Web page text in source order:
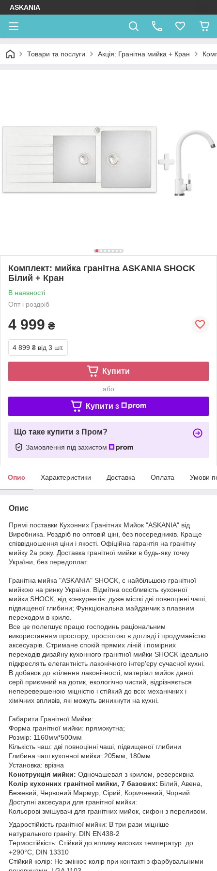
ASKANIA
Товари та послуги Акція: Гранітна мийка + Кран
Комплект: мийка гранітна ASKANIA SHOCK
Білий + Кран
В наявності
Опт і роздріб
4 999 ₴
4 899 ₴ від 3 шт.
Купити
або
Купити з
Що таке купити з Пром?
Замовлення під захистом
Опис Характеристики Доставка Оплата Умови
Опис
Прямі поставки Кухонних Гранітних Мийок "ASKANIA" від
Виробника. Роздріб по оптовій ціні, без посередників. Краще
співвідношення ціни і якості. Офіційна гарантія на гранітну
мийку 2а року. Доставка гранітної мийки в будь-яку точку
України, без передоплат.
Гранітна мийка "ASKANIA" SHOCK, є найбільшою гранітної
мийкою на ринку України. Відмітна особливість кухонної
мийки SHOCK, від конкурентів: дуже місткі дві повноцінні чаші,
підвищеної глибини; Функціональна майданчик з плавним
переходом в крило.
Все це полегшує працю господинь раціональним
використанням простору, простотою в догляді і продуманістю
аксесуарів. Стримане спокій прямих ліній і помірних
переходів дизайну кухонного гранітної мийки SHOCK ідеально
підкреслять елегантність лаконічного інтер'єру сучасної кухні.
В добавок до втілення лаконічності, матеріал мийок даної
серії приємний на дотик, екологічно чистий, відрізняється
неперевершеною міцністю і стійкий до всіх механічних і
хімічних впливів, які можуть виникнути на кухні.
Габарити Гранітної Мийки:
Форма гранітної мийки: прямокутна;
Розмір: 1160мм*500мм
Кількість чаш: дві повноцінні чаші, підвищеної глибини
Глибина чаш кухонної мийки: 205мм, 180мм
Установка: врізна
Конструкція мийки: Одночашевая з крилом, реверсивна
Колір кухонних гранітної мийки, 7 базових: Білий, Авена,
Бежевий, Червоний Мармур, Сірий, Коричневий, Чорний
Доступні аксесуари для гранітної мийки:
Кольорові змішувачі для гранітних мийок, сифон з переливом.
Ударостійкість гранітної мийки: В три рази міцніше
натурального граніту. DIN EN438-2
Термостійкість: Стійкий до впливу високих температур. до
+290°C, DIN 13310
Стійкий колір: Не змінює колір при контакті з фарбувальними